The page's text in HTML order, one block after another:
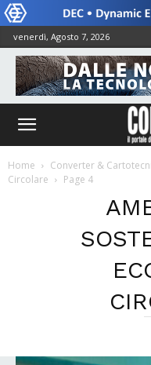
venerdì, Agosto 7, 2026
Home Converter &
Circolare
Page 4